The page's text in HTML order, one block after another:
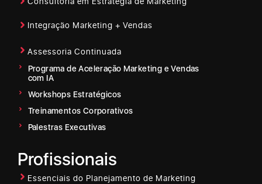
Integração Marketing + Vendas
Assessoria Continuada
Programa de Aceleração Marketing e Vendas
com IA
Workshops Estratégicos
Treinamentos Corporativos
Palestras Executivas
Profissionais
Essenciais do Planejamento de Marketing